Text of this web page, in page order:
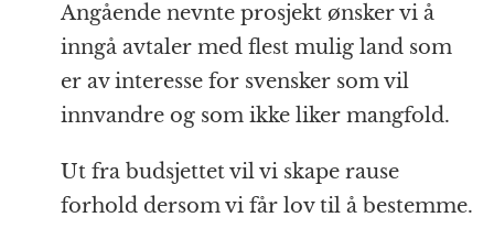
Angående nevnte prosjekt ønsker vi å
inngå avtaler med flest mulig land som
er av interesse for svensker som vil
innvandre og som ikke liker mangfold.
Ut fra budsjettet vil vi skape rause
forhold dersom vi får lov til å bestemme.